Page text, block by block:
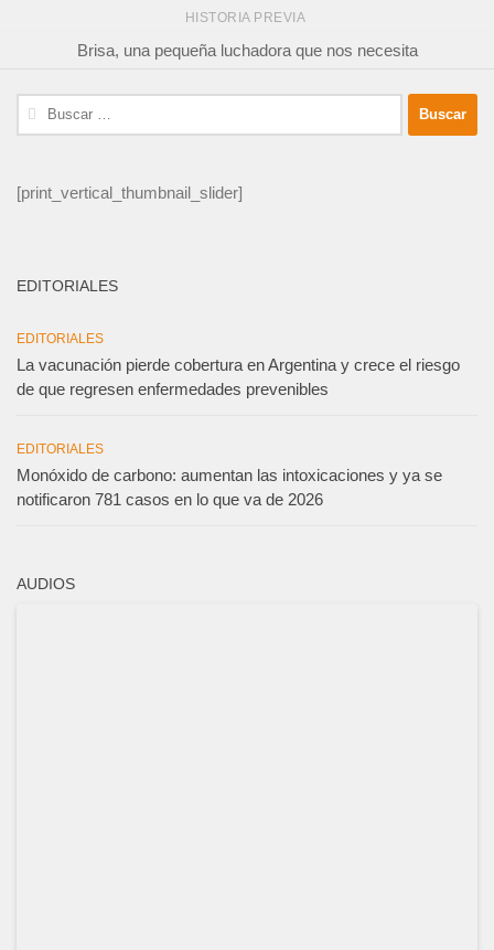
HISTORIA PREVIA
Brisa, una pequeña luchadora que nos necesita
Buscar:
[print_vertical_thumbnail_slider]
EDITORIALES
EDITORIALES
La vacunación pierde cobertura en Argentina y crece el riesgo
de que regresen enfermedades prevenibles
EDITORIALES
Monóxido de carbono: aumentan las intoxicaciones y ya se
notificaron 781 casos en lo que va de 2026
AUDIOS